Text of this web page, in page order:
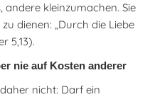
andere kleinzumachen. Sie
dienen: „Durch die Liebe
5,13).
nie auf Kosten anderer
nicht: Darf ein